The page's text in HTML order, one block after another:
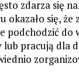
zdarza się
okazało się, że
do
pracują dla